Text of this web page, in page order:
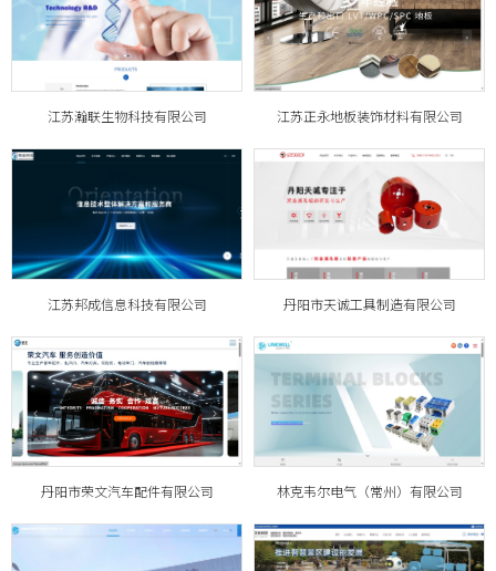
江苏瀚联生物科技有限公司 江苏正永地板装饰材料有限公司
江苏邦成信息科技有限公司 丹阳市天诚工具制造有限公司
丹阳市荣文汽车配件有限公司 林克韦尔电气（常州）有限公司